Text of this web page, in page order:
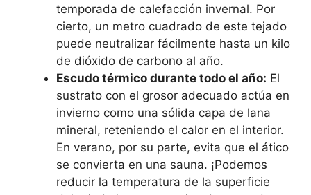
temporada de calefacción invernal. Por
cierto, un metro cuadrado de este tejado
puede neutralizar fácilmente hasta un kilo
de dióxido de carbono al año.
Escudo térmico durante todo el año: El
sustrato con el grosor adecuado actúa en
invierno como una sólida capa de lana
mineral, reteniendo el calor en el interior.
En verano, por su parte, evita que el ático
se convierta en una sauna. ¡Podemos
reducir la temperatura de la superficie